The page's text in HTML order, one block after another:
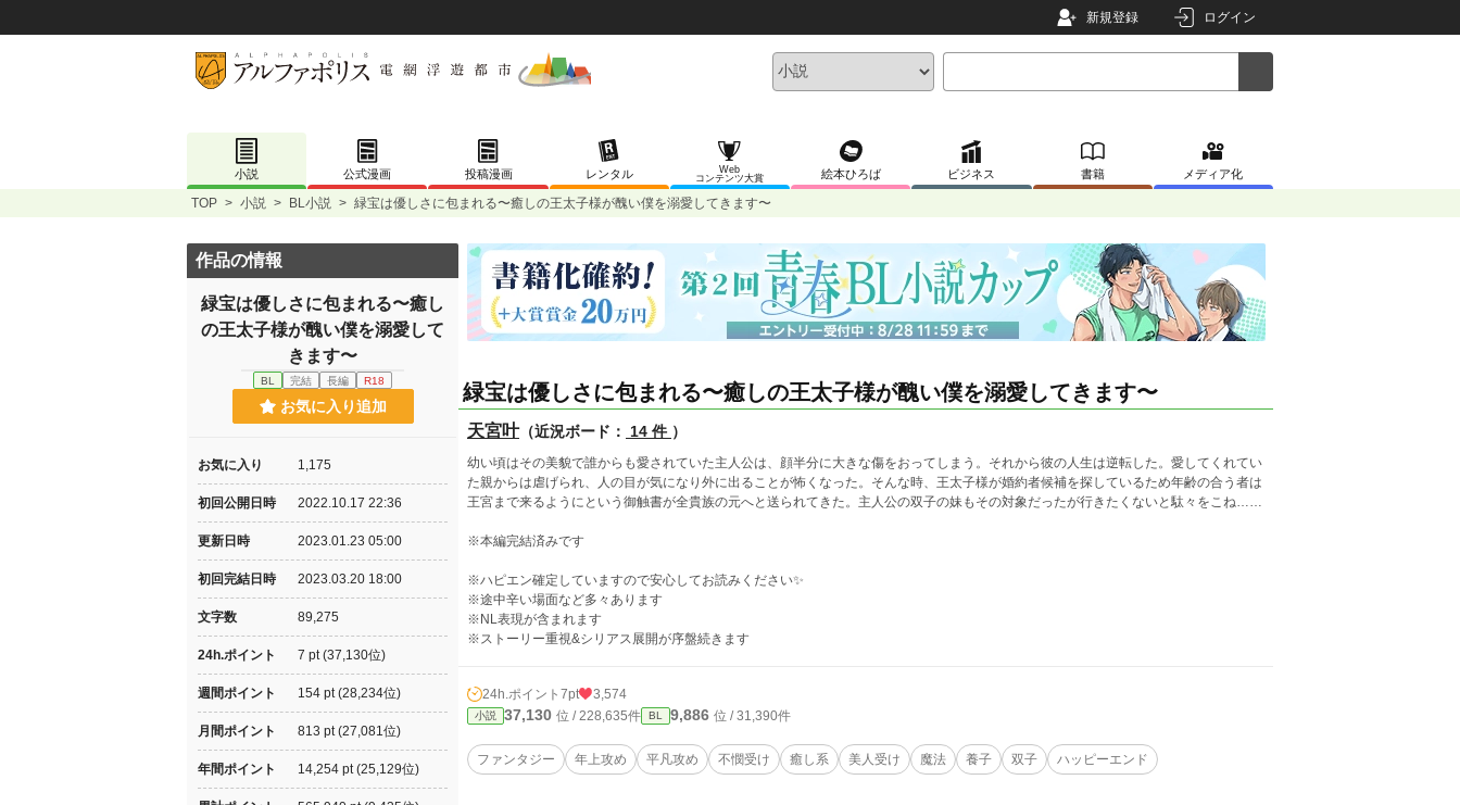
新規登録 ログイン
小説 公式漫画 投稿漫画 レンタル
Web
コンテンツ大賞
絵本ひろば ビジネス 書籍 メディア化
TOP > 小説 > BL小説 > 緑宝は優しさに包まれる〜癒しの王太子様が醜い僕を溺愛してきます〜
緑宝は優しさに包まれる〜癒しの王太子様が醜い僕を溺愛してきます〜
天宮叶（近況ボード： 14 件 ）
幼い頃はその美貌で誰からも愛されていた主人公は、顔半分に大きな傷をおってしまう。それから彼の人生は逆転した。愛してくれてい
た親からは虐げられ、人の目が気になり外に出ることが怖くなった。そんな時、王太子様が婚約者候補を探しているため年齢の合う者は
王宮まで来るようにという御触書が全貴族の元へと送られてきた。主人公の双子の妹もその対象だったが行きたくないと駄々をこね……
※本編完結済みです
※ハピエン確定していますので安心してお読みください✨
※途中辛い場面など多々あります
※NL表現が含まれます
※ストーリー重視&シリアス展開が序盤続きます
24h.ポイント 7pt 3,574
小説 37,130 位 / 228,635件 BL 9,886 位 / 31,390件
ファンタジー 年上攻め 平凡攻め 不憫受け 癒し系 美人受け 魔法 養子 双子 ハッピーエンド
作品の情報
緑宝は優しさに包まれる〜癒し
の王太子様が醜い僕を溺愛して
きます〜
BL 完結 長編 R18
お気に入り追加
お気に入り 1,175
初回公開日時 2022.10.17 22:36
更新日時 2023.01.23 05:00
初回完結日時 2023.03.20 18:00
文字数 89,275
24h.ポイント 7 pt (37,130位)
週間ポイント 154 pt (28,234位)
月間ポイント 813 pt (27,081位)
年間ポイント 14,254 pt (25,129位)